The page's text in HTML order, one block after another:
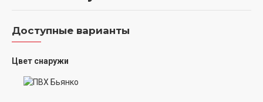
Доступные варианты
Цвет снаружи